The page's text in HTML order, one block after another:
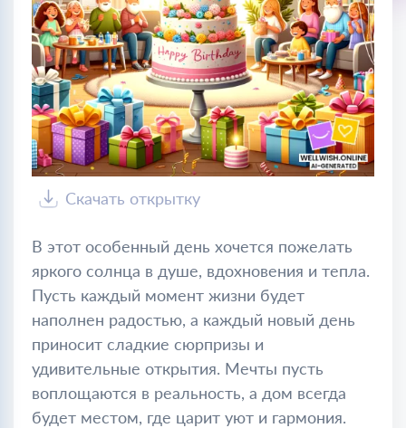
Скачать открытку
В этот особенный день хочется пожелать
яркого солнца в душе, вдохновения и тепла.
Пусть каждый момент жизни будет
наполнен радостью, а каждый новый день
приносит сладкие сюрпризы и
удивительные открытия. Мечты пусть
воплощаются в реальность, а дом всегда
будет местом, где царит уют и гармония.